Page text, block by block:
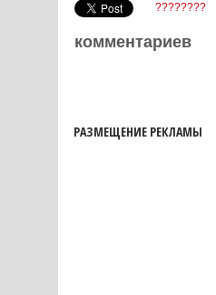
????????
комментариев
РАЗМЕЩЕНИЕ РЕКЛАМЫ